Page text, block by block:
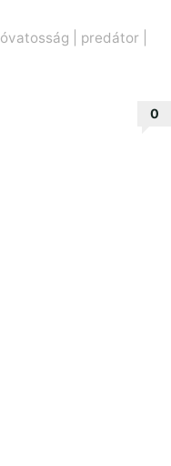
óvatosság predátor|
0